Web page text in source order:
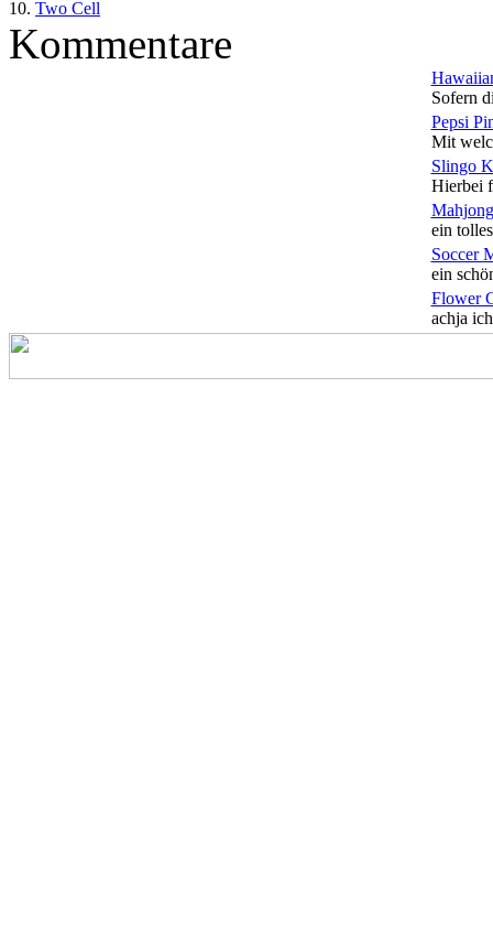
10. Two Cell
Kommentare
Sofern
Pepsi
Mit
Slingo
Hierbei
ein
Soccer
ein
Flower
achja